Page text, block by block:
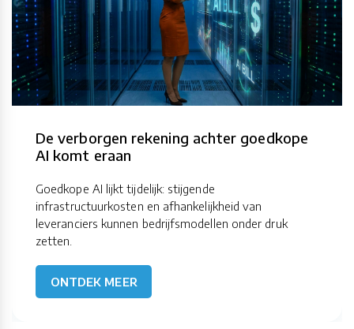
De verborgen rekening achter goedkope
AI komt eraan
Goedkope AI lijkt tijdelijk: stijgende
infrastructuurkosten en afhankelijkheid van
leveranciers kunnen bedrijfsmodellen onder druk
zetten.
ONTDEK MEER